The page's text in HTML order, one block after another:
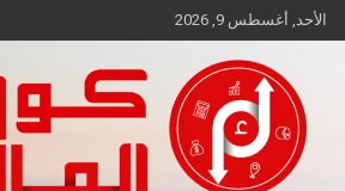
Skip
to
الأحد, أغسطس 9, 2026